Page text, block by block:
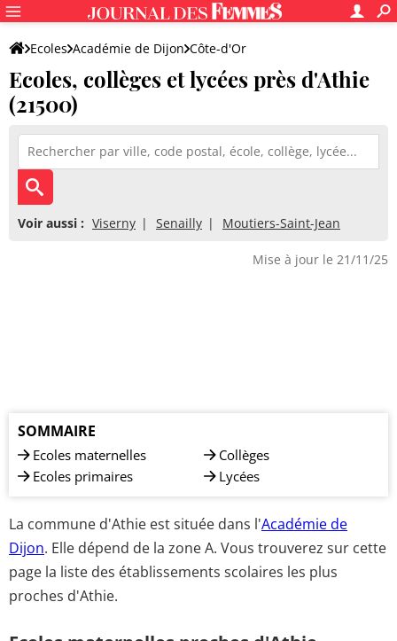
Ecoles Académie de Dijon Côte-d'Or
Ecoles, collèges et lycées près d'Athie
(21500)
Voir aussi : Viserny Senailly Moutiers-Saint-Jean
Mise à jour le 21/11/25
SOMMAIRE
Ecoles maternelles
Ecoles primaires
Collèges
Lycées
La commune d'Athie est située dans l'Académie de
Dijon. Elle dépend de la zone A. Vous trouverez sur cette
page la liste des établissements scolaires les plus
proches d'Athie.